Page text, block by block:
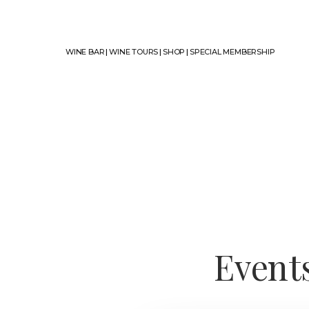
WINE BAR| WINE TOURS| SHOP | SPECIAL MEMBERSHIP